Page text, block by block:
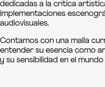
dedicadas a la crítica
implementaciones
audiovisuales.
Contamos con una malla
entender su esencia como
y su sensibilidad en el